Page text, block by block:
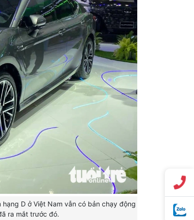
D ở Việt Nam vẫn có bản chạy động
ra mắt trước đó.